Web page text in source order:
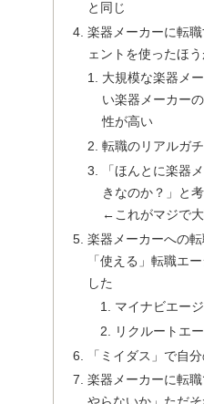
と同じ
楽器メーカーに転
ェントを使ったほ
大規模な楽器メ
い楽器メーカー
性が高い
転職のリアルガ
「ほんとに楽器
きなのか？」と
←これがマジで大
楽器メーカーへの
「使える」転職エ
した
マイナビエー
リクルートエ
「ミイダス」で自
楽器メーカーに転職